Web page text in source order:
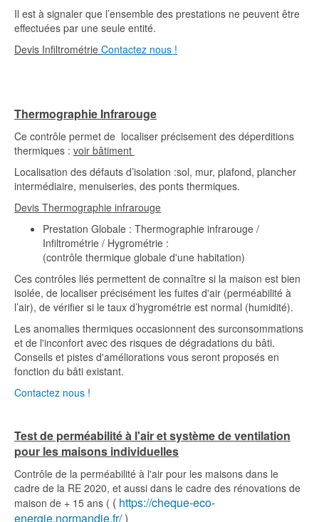
Il est à signaler que l’ensemble des prestations ne peuvent être
effectuées par une seule entité.
Devis Infiltrométrie Contactez nous !
Thermographie Infrarouge
Ce contrôle permet de localiser précisement des déperditions
thermiques : voir bâtiment
Localisation des défauts d’isolation :sol, mur, plafond, plancher
intermédiaire, menuiseries, des ponts thermiques.
Devis Thermographie infrarouge
Prestation Globale : Thermographie infrarouge /
Infiltrométrie / Hygrométrie :
(contrôle thermique globale d'une habitation)
Ces contrôles liés permettent de connaître si la maison est bien
isolée, de localiser précisément les fuites d'air (perméabilité à
l’air), de vérifier si le taux d’hygrométrie est normal (humidité).
Les anomalies thermiques occasionnent des surconsommations
et de l'inconfort avec des risques de dégradations du bâti.
Conseils et pistes d'améliorations vous seront proposés en
fonction du bâti existant.
Contactez nous !
Test de perméabilité à l'air et système de ventilation
pour les maisons individuelles
Contrôle de la perméabilité à l'air pour les maisons dans le
cadre de la RE 2020, et aussi dans le cadre des rénovations de
maison de + 15 ans ( ( https://cheque-eco-
energie.normandie.fr/)